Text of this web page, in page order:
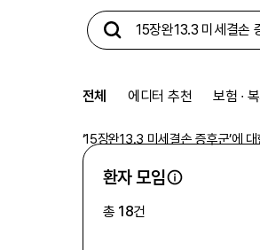
전체 에디터 추천 보험 ∙
‘15장완13.3 미세결손 증후군’에
환자 모임
총 18건